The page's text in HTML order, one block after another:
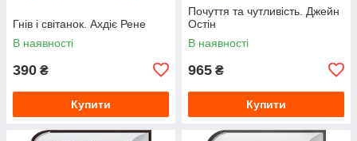
Гнів і світанок. Ахдіє Рене
В наявності
390 ₴
Купити
Почуття та чутливість. Джейн
Остін
В наявності
965 ₴
Купити